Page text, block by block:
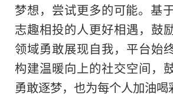
梦想，尝试更多的可能。基
志趣相投的人更好相遇，鼓
领域勇敢展现自我，平台始
构建温暖向上的社交空间，
勇敢逐梦，也为每个人加油喝